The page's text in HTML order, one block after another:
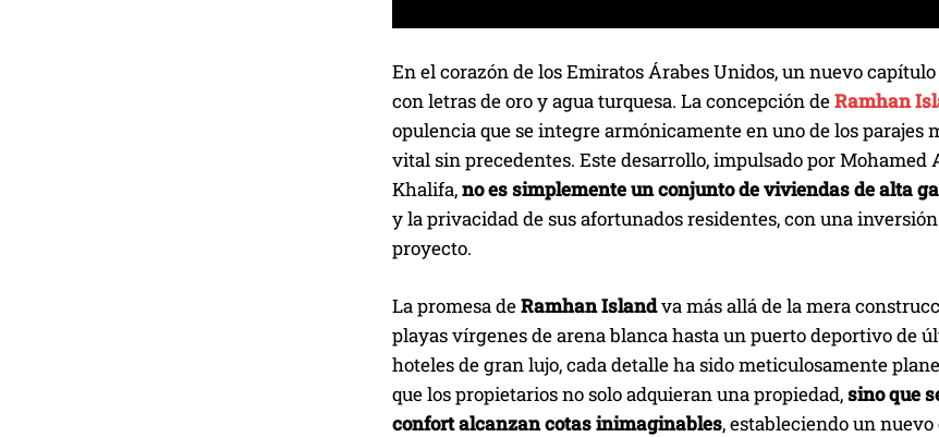
En el corazón de los Emiratos Árabes Unidos, un nuevo
con letras de oro y agua turquesa. La concepción deRamhan
opulencia que se integre armónicamente en uno de los
vital sin precedentes. Este desarrollo, impulsado por Mohamed
Khalifa,no es simplemente un conjunto de viviendas de alta
y la privacidad de sus afortunados residentes, con una
proyecto.
La promesa deRamhan Islandva más allá de la mera
playas vírgenes de arena blanca hasta un puerto deportivo de
hoteles de gran lujo, cada detalle ha sido meticulosamente
que los propietarios no solo adquieran una propiedad,sino que
confort alcanzan cotas inimaginables, estableciendo un